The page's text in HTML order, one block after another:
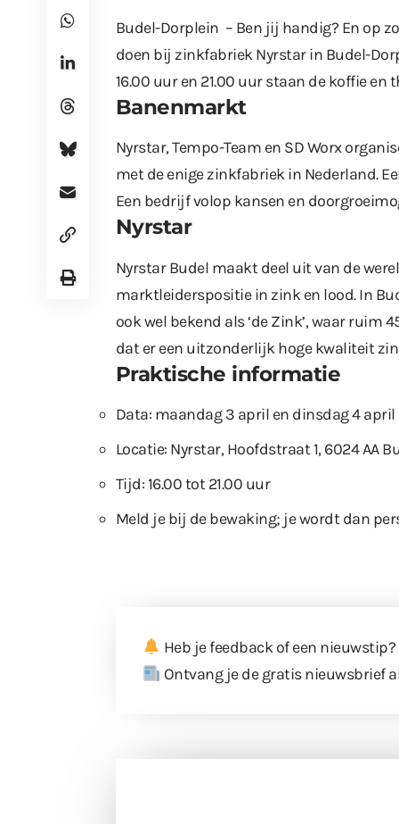
Budel-Dorplein – Ben jij handig? En op
doen bij zinkfabriek Nyrstar in Budel-
16.00 uur en 21.00 uur staan de koffie en
Banenmarkt
Nyrstar, Tempo-Team en SD Worx
met de enige zinkfabriek in Nederland.
Een bedrijf volop kansen en
Nyrstar
Nyrstar Budel maakt deel uit van de
marktleiderspositie in zink en lood. In
ook wel bekend als ‘de Zink’, waar ruim
dat er een uitzonderlijk hoge kwaliteit
Praktische informatie
Data: maandag 3 april en dinsdag 4 april
Locatie: Nyrstar, Hoofdstraat 1, 6024 AA
Tijd: 16.00 tot 21.00 uur
Meld je bij de bewaking; je wordt dan
Heb je feedback of een nieuwstip?
Ontvang je de gratis nieuwsbrief